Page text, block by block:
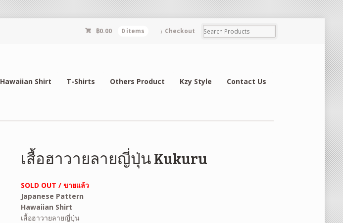
฿0.00 0 items Checkout
Hawaiian Shirt T-Shirts Others Product Kzy Style Contact Us
เสื้อฮาวายลายญี่ปุ่น Kukuru
SOLD OUT / ขายแล้ว
Japanese Pattern
Hawaiian Shirt
เสื้อฮาวายลายญี่ปุ่น